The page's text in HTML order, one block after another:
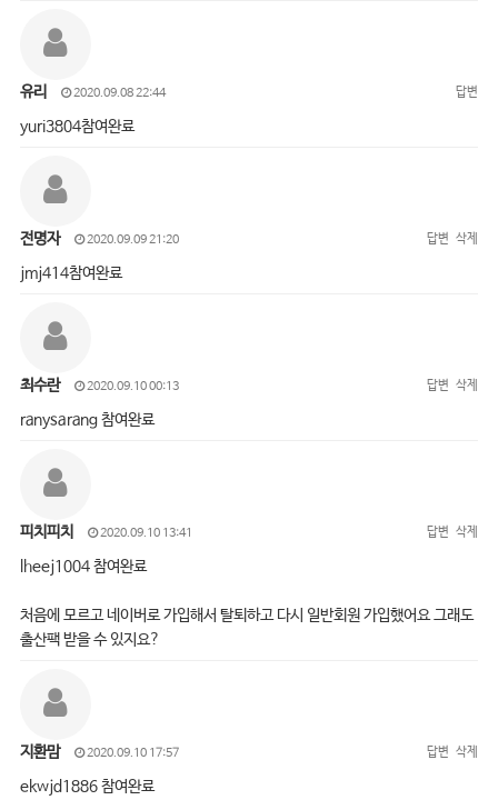
유리 2020.09.08 22:44 답변
yuri3804참여완료
전명자 2020.09.09 21:20 답변 삭제
jmj414참여완료
최수란 2020.09.10 00:13 답변 삭제
ranysarang 참여완료
피치피치 2020.09.10 13:41 답변 삭제
lheej1004 참여완료
처음에 모르고 네이버로 가입해서 탈퇴하고 다시 일반회원 가입했어요 그래도
출산팩 받을 수 있지요?
지환맘 2020.09.10 17:57 답변 삭제
ekwjd1886 참여완료